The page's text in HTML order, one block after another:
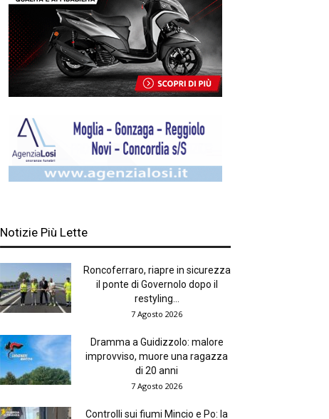
Notizie Più Lette
Roncoferraro, riapre in sicurezza
il ponte di Governolo dopo il
restyling...
7 Agosto 2026
Dramma a Guidizzolo: malore
improvviso, muore una ragazza
di 20 anni
7 Agosto 2026
Controlli sui fiumi Mincio e Po: la